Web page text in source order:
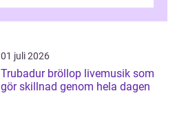
01 juli 2026
Trubadur bröllop livemusik som
gör skillnad genom hela dagen